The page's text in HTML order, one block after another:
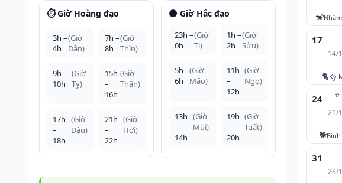
⏱️ Giờ Hoàng đạo
3h –
4h
(Giờ
Dần)
7h –
8h
(Giờ
Thìn)
9h –
10h
(Giờ
Tỵ)
15h
–
16h
(Giờ
Thân)
17h
–
18h
(Giờ
Dậu)
21h
–
22h
(Giờ
Hợi)
🌑 Giờ Hắc đạo
23h –
0h
(Giờ
Tí)
1h –
2h
(Giờ
Sửu)
5h –
6h
(Giờ
Mão)
11h
–
12h
(Giờ
Ngọ)
13h
–
14h
(Giờ
Mùi)
19h
–
20h
(Giờ
Tuất)
🐒
17
14/
🐈Kỷ
⭐
24
21/
🐕Bính
31
28/